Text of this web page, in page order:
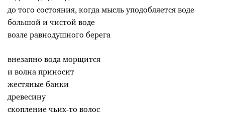
до того состояния, когда мысль уподобляется воде
большой и чистой воде
возле равнодушного берега
внезапно вода морщится
и волна приносит
жестяные банки
древесину
скопление чьих-то волос